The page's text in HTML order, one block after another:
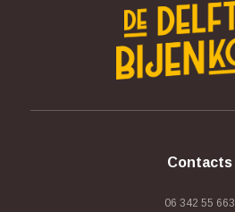
Contacts
06 342 55 663